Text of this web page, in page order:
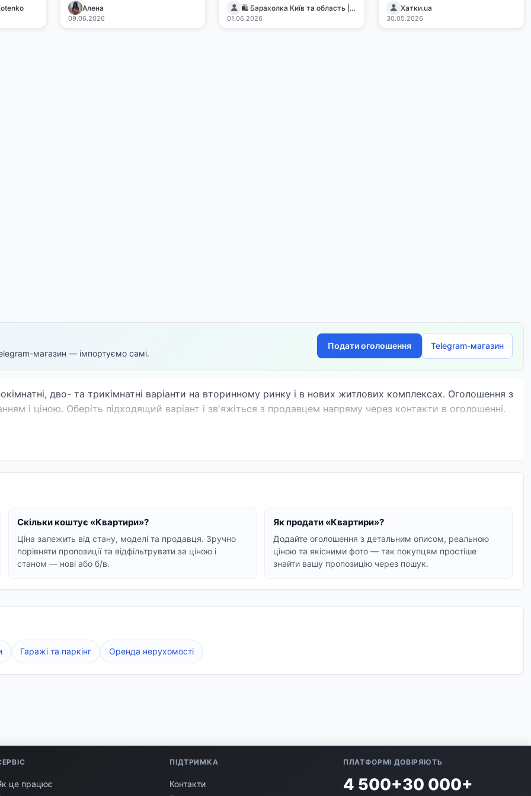
Алена
09.06.2026
🛍 Барахолка Київ та область | Дошка оголошень 🇺🇦
01.06.2026
Хатки.ua
30.05.2026
магазин — імпортуємо самі.
Подати оголошення Telegram-магазин
дво- та трикімнатні варіанти на вторинному ринку і в нових житлових комплексах. Оголошення з
і ціною. Оберіть підходящий варіант і звʼяжіться з продавцем напряму через контакти в оголошенні.
Скільки коштує «Квартири»?
Ціна залежить від стану, моделі та продавця. Зручно
порівняти пропозиції та відфільтрувати за ціною і
станом — нові або б/в.
Як продати «Квартири»?
Додайте оголошення з детальним описом, реальною
ціною та якісними фото — так покупцям простіше
знайти вашу пропозицію через пошук.
Гаражі та паркінг Оренда нерухомості
це працює
ПІДТРИМКА
Контакти
ПЛАТФОРМІ ДОВІРЯЮТЬ
4 500+30 000+